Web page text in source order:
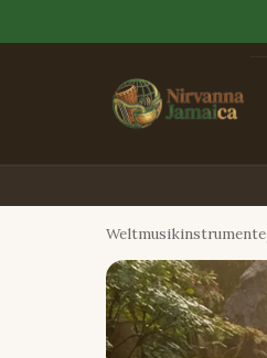
Weltmusikinstrumente